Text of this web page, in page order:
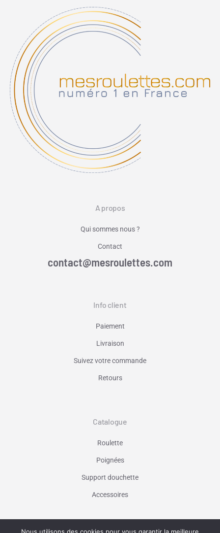
A propos
Qui sommes nous ?
Contact
contact@mesroulettes.com
Info client
Paiement
Livraison
Suivez votre commande
Retours
Catalogue
Roulette
Poignées
Support douchette
Accessoires